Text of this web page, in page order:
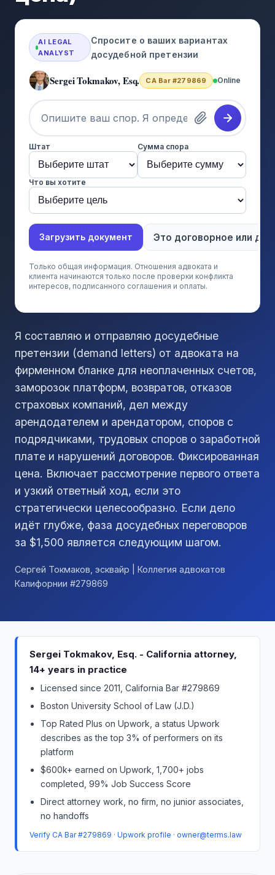
AI LEGAL
ANALYST
Спросите о ваших вариантах
досудебной претензии
Sergei Tokmakov, Esq. CA Bar #279869 Online
Штат Сумма спора
Что вы хотите
Загрузить документ Это договорное или
Только общая информация. Отношения адвоката и
клиента начинаются только после проверки конфликта
интересов, подписанного соглашения и оплаты.
Я составляю и отправляю досудебные
претензии (demand letters) от адвоката на
фирменном бланке для неоплаченных счетов,
заморозок платформ, возвратов, отказов
страховых компаний, дел между
арендодателем и арендатором, споров с
подрядчиками, трудовых споров о заработной
плате и нарушений договоров. Фиксированная
цена. Включает рассмотрение первого ответа
и узкий ответный ход, если это
стратегически целесообразно. Если дело
идёт глубже, фаза досудебных переговоров
за $1,500 является следующим шагом.
Сергей Токмаков, эсквайр | Коллегия адвокатов
Калифорнии #279869
Sergei Tokmakov, Esq. - California attorney,
14+ years in practice
Licensed since 2011, California Bar #279869
Boston University School of Law (J.D.)
Top Rated Plus on Upwork, a status Upwork
describes as the top 3% of performers on its
platform
$600k+ earned on Upwork, 1,700+ jobs
completed, 99% Job Success Score
Direct attorney work, no firm, no junior associates,
no handoffs
Verify CA Bar #279869 · Upwork profile · owner@terms.law